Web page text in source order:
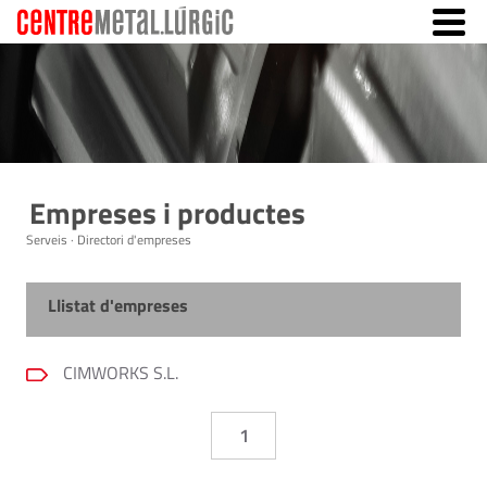
Empreses i productes
Serveis · Directori d'empreses
Llistat d'empreses
CIMWORKS S.L.
1